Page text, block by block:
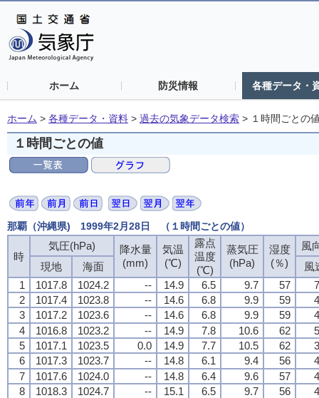
ホーム 防災情報 各種データ・
ホーム > 各種データ・資料 > 過去の気象データ検索 > １時間ごとの
１時間ごとの値
那覇（沖縄県) 1999年2月28日 （１時間ごとの値）
時
気圧(hPa)
降水量
(mm)
気温
(℃)
露点
温度
(℃)
蒸気圧
(hPa)
湿度
(％)
風
現地
海面
風
1
1017.8 1024.2 -- 14.9 6.5 9.7 57
2
1017.4 1023.8 -- 14.6 6.8 9.9 59
3
1017.2 1023.6 -- 14.6 6.8 9.9 59
4
1016.8 1023.2 -- 14.9 7.8 10.6 62
5
1017.1 1023.5 0.0 14.9 7.7 10.5 62
6
1017.3 1023.7 -- 14.8 6.1 9.4 56
7
1017.6 1024.0 -- 14.8 6.4 9.6 57
8
1018.3 1024.7 -- 15.1 6.5 9.7 56